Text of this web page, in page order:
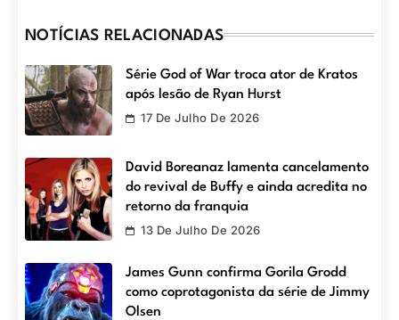
NOTÍCIAS RELACIONADAS
Série God of War troca ator de Kratos
após lesão de Ryan Hurst
17 De Julho De 2026
David Boreanaz lamenta cancelamento
do revival de Buffy e ainda acredita no
retorno da franquia
13 De Julho De 2026
James Gunn confirma Gorila Grodd
como coprotagonista da série de Jimmy
Olsen